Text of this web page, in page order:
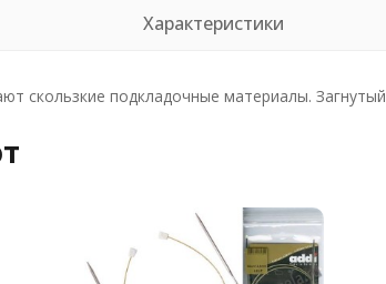
Характеристики
скользкие подкладочные материалы. Загнутый